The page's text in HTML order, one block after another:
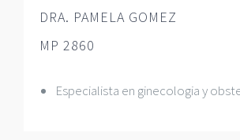
DRA. PAMELA GOMEZ
MP 2860
Especialista en ginecologia y